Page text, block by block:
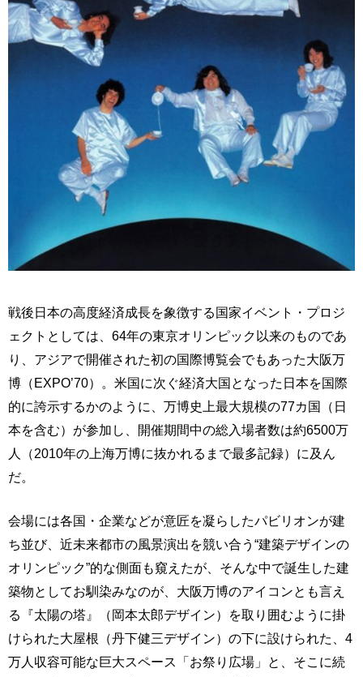
戦後日本の高度経済成長を象徴する国家イベント・プロジ
ェクトとしては、64年の東京オリンピック以来のものであ
り、アジアで開催された初の国際博覧会でもあった大阪万
博（EXPO’70）。米国に次ぐ経済大国となった日本を国際
的に誇示するかのように、万博史上最大規模の77カ国（日
本を含む）が参加し、開催期間中の総入場者数は約6500万
人（2010年の上海万博に抜かれるまで最多記録）に及ん
だ。
会場には各国・企業などが意匠を凝らしたパビリオンが建
ち並び、近未来都市の風景演出を競い合う“建築デザインの
オリンピック”的な側面も窺えたが、そんな中で誕生した建
築物としてお馴染みなのが、大阪万博のアイコンとも言え
る『太陽の塔』（岡本太郎デザイン）を取り囲むように掛
けられた大屋根（丹下健三デザイン）の下に設けられた、4
万人収容可能な巨大スペース「お祭り広場」と、そこに続